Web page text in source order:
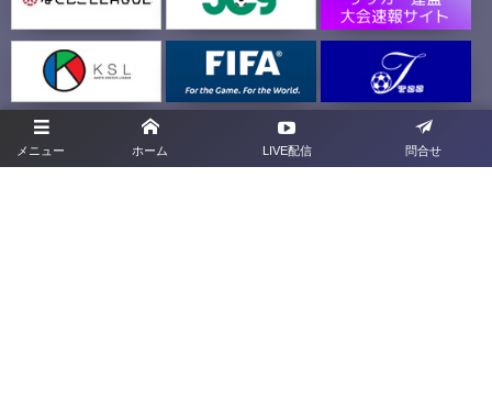
メニュー ホーム LIVE配信 問合せ